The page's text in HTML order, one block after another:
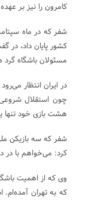
کامرون را نیز بر
مسئولان باشگاه
در ایران انتظار
هشت بازی خود
شفر که سه بازیکن
کرد: می‌‌خواهم با در
وی که از اهمیت
که به تهران آمده‌ام.